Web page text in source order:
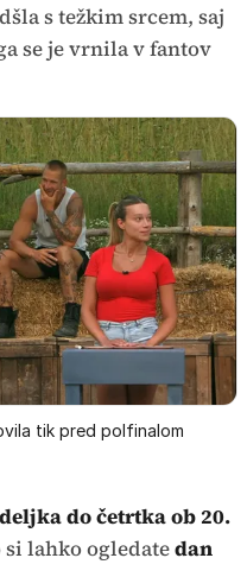
s težkim srcem, saj
se je vrnila v fantov
tik pred polfinalom
do četrtka ob 20.
si lahko ogledatedan